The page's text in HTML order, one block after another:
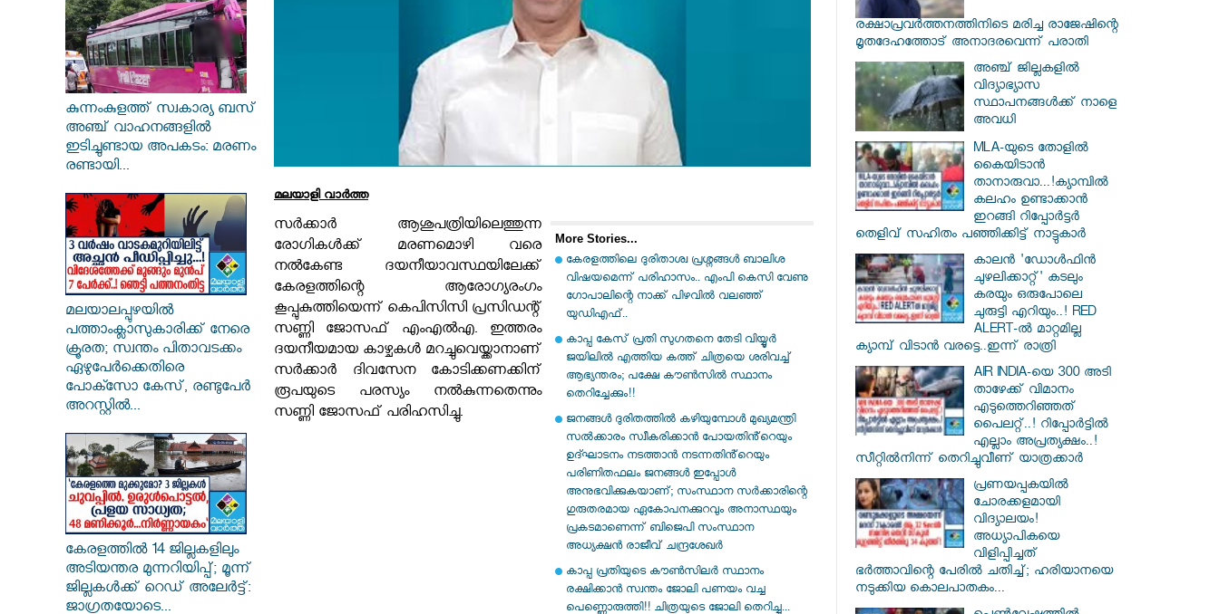
കുന്നംകുളത്ത് സ്വകാര്യ ബസ്
അഞ്ച് വാഹനങ്ങളിൽ
ഇടിച്ചുണ്ടായ അപകടം: മരണം
രണ്ടായി...
മലയാലപ്പുഴയിൽ
പത്താംക്ലാസുകാരിക്ക് നേരെ
ക്രൂരത; സ്വന്തം പിതാവടക്കം
ഏഴുപേർക്കെതിരെ
പോക്സോ കേസ്, രണ്ടുപേർ
അറസ്റ്റിൽ...
കേരളത്തിൽ 14 ജില്ലകളിലും
അടിയന്തര മുന്നറിയിപ്പ്; മൂന്ന്
ജില്ലകൾക്ക് റെഡ് അലേർട്ട്:
ജാഗ്രതയോടെ...
മലയാളി വാര്‍ത്ത
More Stories...
കേരളത്തിലെ ദുരിതാശ്വ പ്രശ്നങ്ങൾ ബാലിശ
വിഷയമെന്ന് പരിഹാസം.. എംപി കെസി വേണു​
ഗോപാലിന്റെ നാക്ക് പിഴവിൽ വലഞ്ഞ്
യുഡിഎഫ്..
കാപ്പ കേസ് പ്രതി സു​ഗതനെ തേടി വിയ്യൂർ
ജയിലിൽ എത്തിയ കത്ത് ചിത്രയെ ശരിവച്ച്
ആഭ്യന്തരം; പക്ഷേ കൗൺസിൽ സ്ഥാനം
തെറിച്ചേക്കും!!
ജനങ്ങൾ ദുരിതത്തിൽ കഴിയുമ്പോൾ മുഖ്യമന്ത്രി
സൽക്കാരം സ്വീകരിക്കാൻ പോയതിൻ്റെയും
ഉദ്ഘാടനം നടത്താൻ നടന്നതിൻ്റെയും
പരിണിതഫലം ജനങ്ങൾ ഇപ്പോൾ
അനുഭവിക്കുകയാണ്; സംസ്ഥാന സർക്കാരിന്റെ
ഗുരുതരമായ ഏകോപനക്കുറവും അനാസ്ഥയും
പ്രകടമാണെന്ന് ബിജെപി സംസ്ഥാന
അധ്യക്ഷൻ രാജീവ് ചന്ദ്രശേഖർ
കാപ്പ പ്രതിയുടെ കൗൺസിലർ സ്ഥാനം
രക്ഷിക്കാൻ സ്വന്തം ജോലി പണയം വച്ച
പെണ്ണൊരുത്തി!! ചിത്രയുടെ ജോലി തെറിച്ചു...
സര്‍ക്കാര്‍ ആശുപത്രിയിലെത്തുന്ന
രോഗികള്‍ക്ക് മരണമൊഴി വരെ
നല്‍കേണ്ട ദയനീയാവസ്ഥയിലേക്ക്
കേരളത്തിന്റെ ആരോഗ്യരംഗം
കൂപ്പുകുത്തിയെന്ന് കെപിസിസി പ്രസിഡന്റ്
സണ്ണി ജോസഫ് എംഎല്‍എ. ഇത്തരം
ദയനീയമായ കാഴ്ചകള്‍ മറച്ചുവെയ്ക്കാനാണ്
സര്‍ക്കാര്‍ ദിവസേന കോടിക്കണക്കിന്
രൂപയുടെ പരസ്യം നല്‍കുന്നതെന്നും
സണ്ണി ജോസഫ് പരിഹസിച്ചു.
രക്ഷാപ്രവര്‍ത്തനത്തിനിടെ മരിച്ച രാജേഷിന്റെ
മൃതദേഹത്തോട് അനാദരവെന്ന് പരാതി
അഞ്ച് ജില്ലകളില്‍
വിദ്യാഭ്യാസ
സ്ഥാപനങ്ങള്‍ക്ക് നാളെ
അവധി
MLA-യുടെ തോളിൽ
കൈയിടാൻ
താനാരുവാ...!ക്യാമ്പിൽ
കലഹം ഉണ്ടാക്കാൻ
ഇറങ്ങി റിപ്പോർട്ടർ
തെളിവ് സഹിതം പഞ്ഞിക്കിട്ട് നാട്ടുകാർ
കാലൻ 'ഡോൾഫിൻ
ചുഴലിക്കാറ്റ്' കടലും
കരയും ഒരുപോലെ
ചുരുട്ടി എറിയും..! RED
ALERT-ൽ മാറ്റമില്ല
ക്യാമ്പ് വിടാൻ വരട്ടെ..ഇന്ന് രാത്രി
AIR INDIA-യെ 300 അടി
താഴേക്ക് വിമാനം
എടുത്തെറിഞ്ഞത്
പൈലറ്റ്..! റിപ്പോർട്ടിൽ
എല്ലാം അപ്രത്യക്ഷം..!
സീറ്റിൽനിന്ന് തെറിച്ചുവീണ് യാത്രക്കാർ
പ്രണയപ്പകയിൽ
ചോരക്കളമായി
വിദ്യാലയം!
അധ്യാപികയെ
വിളിപ്പിച്ചത്
ഭർത്താവിന്റെ പേരിൽ ചതിച്ച്; ഹരിയാനയെ
നടുക്കിയ കൊലപാതകം...